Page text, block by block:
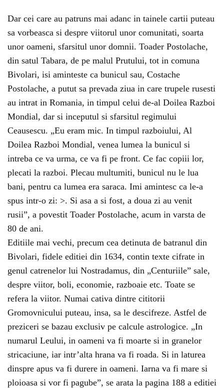
Dar cei care au patruns mai adanc in tainele cartii puteau
sa vorbeasca si despre viitorul unor comunitati, soarta
unor oameni, sfarsitul unor domnii. Toader Postolache,
din satul Tabara, de pe malul Prutului, tot in comuna
Bivolari, isi aminteste ca bunicul sau, Costache
Postolache, a putut sa prevada ziua in care trupele rusesti
au intrat in Romania, in timpul celui de-al Doilea Razboi
Mondial, dar si inceputul si sfarsitul regimului
Ceausescu. „Eu eram mic. In timpul razboiului, Al
Doilea Razboi Mondial, venea lumea la bunicul si
intreba ce va urma, ce va fi pe front. Ce fac copiii lor,
plecati la razboi. Plecau multumiti, bunicul nu le lua
bani, pentru ca lumea era saraca. Imi amintesc ca le-a
spus intr-o zi: >. Si asa a si fost, a doua zi au venit
rusii”, a povestit Toader Postolache, acum in varsta de
80 de ani.
Editiile mai vechi, precum cea detinuta de batranul din
Bivolari, fidele editiei din 1634, contin texte cifrate in
genul catrenelor lui Nostradamus, din „Centuriile” sale,
despre viitor, boli, economie, razboaie etc. Toate se
refera la viitor. Numai cativa dintre cititorii
Gromovnicului puteau, insa, sa le descifreze. Astfel de
preziceri se bazau exclusiv pe calcule astrologice. „In
numarul Leului, in oameni va fi moarte si in granelor
stricaciune, iar intr’alta hrana va fi roada. Si in laturea
dinspre apus va fi durere in oameni. Iarna va fi mare si
ploioasa si vor fi pagube”, se arata la pagina 188 a editiei